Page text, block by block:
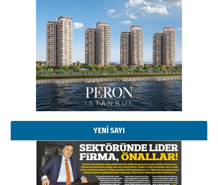
YENİ SAYI
Esat BİNDESEN
Başkan Sekmen’den Erzurum’a
bir vizyon proje daha!
02 Ağustos 2026 Pazar
Kadir SABUNCUOĞLU
Erzurumspor’un köşe taşları
29 Haziran 2026 Pazartesi
Kenan GÜLERCİ
Murat Şahsuvaroğlu ERKON’da
çıtayı yukarı taşırken,
yönetimdekiler aşağı
çekmemeli!
17 Şubat 2026 SalıOrhan BOZKURT